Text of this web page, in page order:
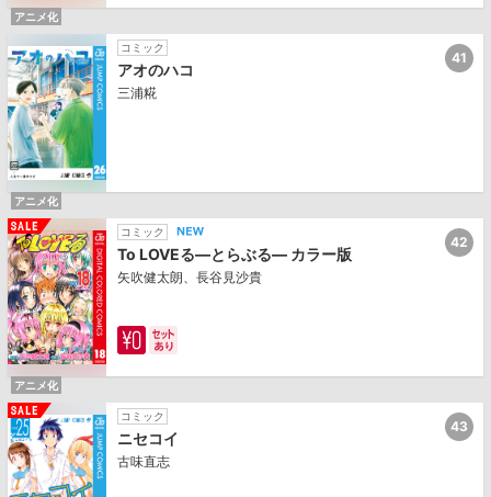
アニメ化
コミック
アオのハコ
三浦糀
41
アニメ化
コミック
To LOVEる―とらぶる― カラー版
矢吹健太朗、長谷見沙貴
42
アニメ化
コミック
ニセコイ
古味直志
43